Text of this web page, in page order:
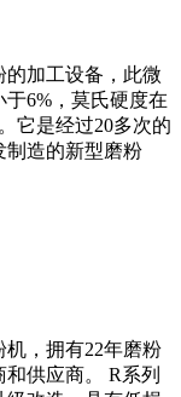
的加工设备，此微
6%，莫氏硬度在
它是经过20多次的
制造的新型磨粉
，拥有22年磨粉
供应商。 R系列